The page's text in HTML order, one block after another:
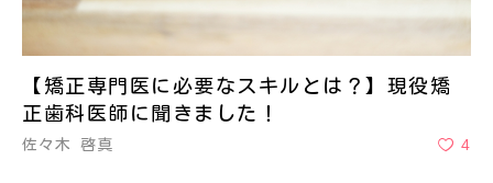
【矯正専門医に必要なスキルとは？】現役矯
正歯科医師に聞きました！
佐々木 啓真 4